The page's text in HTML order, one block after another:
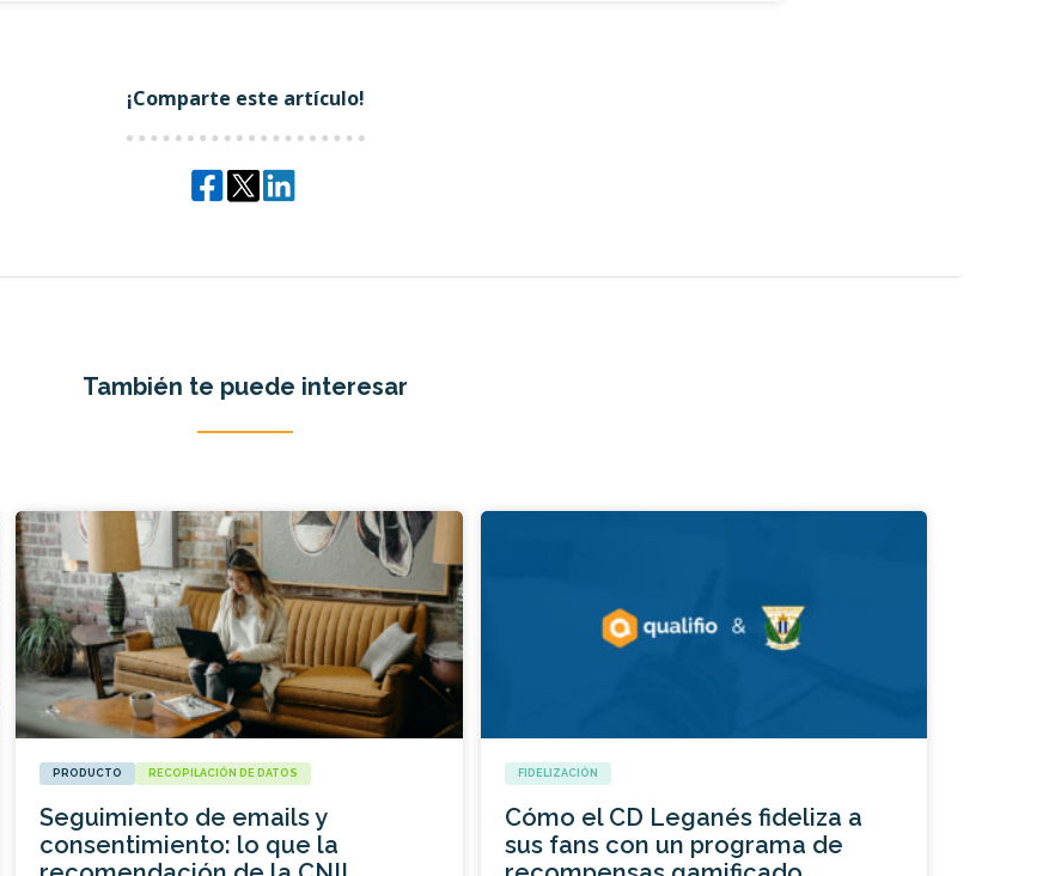
¡Comparte este artículo!
También te puede interesar
PRODUCTO RECOPILACIÓN DE DATOS
Seguimiento de emails y
consentimiento: lo que la
FIDELIZACIÓN
Cómo el CD Leganés fideliza a
sus fans con un programa de